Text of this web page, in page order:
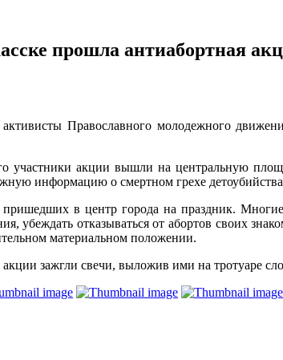
прошла антиабортная
Православного молодежного
участники акции вышли на центральную
информацию о смертном грехе
в центр города на праздник.
убеждать отказываться от абортов своих
материальном положении.
зажгли свечи, выложив ими на тротуаре